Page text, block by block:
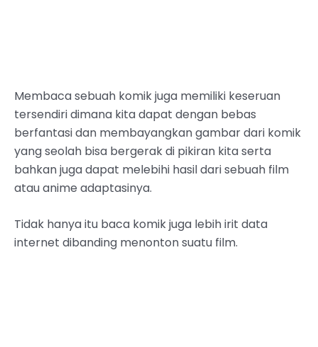
Membaca sebuah komik juga memiliki keseruan
tersendiri dimana kita dapat dengan bebas
berfantasi dan membayangkan gambar dari komik
yang seolah bisa bergerak di pikiran kita serta
bahkan juga dapat melebihi hasil dari sebuah film
atau anime adaptasinya.
Tidak hanya itu baca komik juga lebih irit data
internet dibanding menonton suatu film.